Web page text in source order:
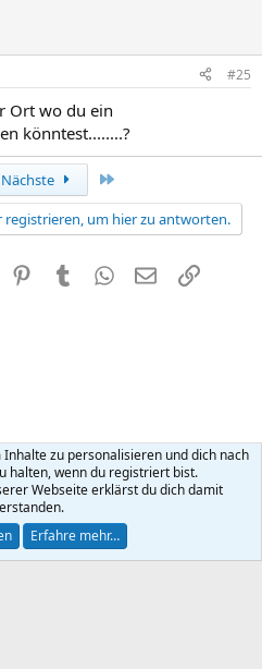
#25
Ort wo du ein
könntest........?
Nächste
um hier zu antworten.
PinterestTumblr WhatsApp
E-MailLink
Datenschutz Hilfe
R
2026 XenForo Ltd.
zu personalisieren und dich nach
halten, wenn du registriert bist.
Webseite erklärst du dich damit
Erfahre mehr…